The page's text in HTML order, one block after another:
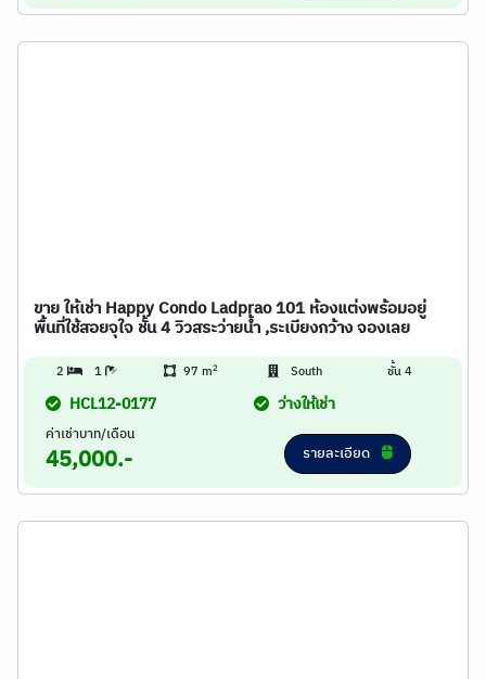
ขาย ให้เช่า Happy Condo Ladprao 101 ห้องแต่งพร้อมอยู่
พื้นที่ใช้สอยจุใจ ชั้น 4 วิวสระว่ายน้ำ ,ระเบียงกว้าง จองเลย
2 1 97 m2 South ชั้น 4
HCL12-0177 ว่างให้เช่า
ค่าเช่าบาท/เดือน
45,000.- รายละเอียด